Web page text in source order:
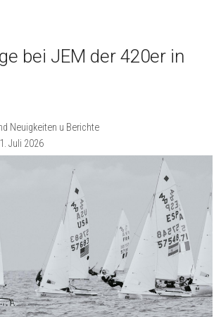
bei JEM der 420er in
Neuigkeiten u Berichte
Juli 2026